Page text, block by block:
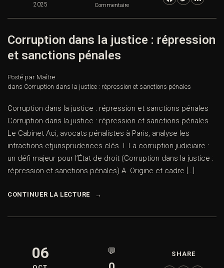
2025 Commentaire
Corruption dans la justice : répression
et sanctions pénales
Posté par Maître
dans Corruption dans la justice : répression et sanctions pénales
Corruption dans la justice : répression et sanctions pénales
Corruption dans la justice : répression et sanctions pénales.
Le Cabinet Aci, avocats pénalistes à Paris, analyse les
infractions etjurisprudences clés. I. La corruption judiciaire :
un défi majeur pour l’État de droit (Corruption dans la justice :
répression et sanctions pénales) A. Origine et cadre […]
CONTINUER LA LECTURE
06 💬 SHARE